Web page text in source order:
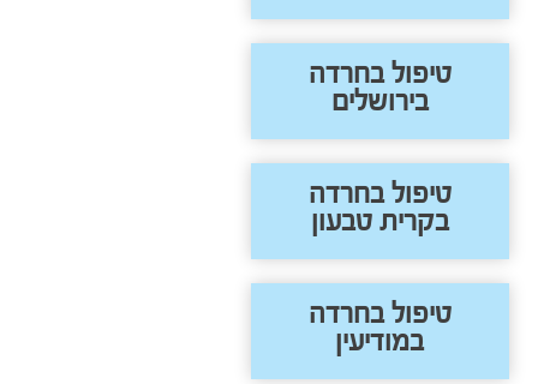
טיפול בחרדה
בירושלים
טיפול בחרדה
בקרית טבעון
טיפול בחרדה
במודיעין